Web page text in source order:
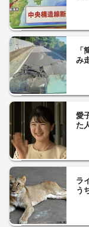
「
み
愛
た
ラ
う